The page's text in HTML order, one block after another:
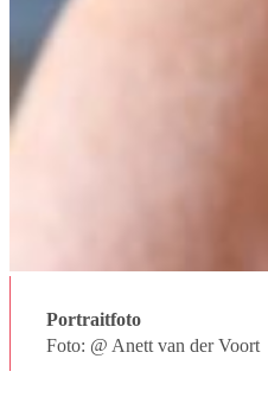
Portraitfoto
Foto: @ Anett van der Voort